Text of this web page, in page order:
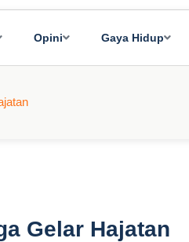
Opini Gaya Hidup
Gelar Hajatan